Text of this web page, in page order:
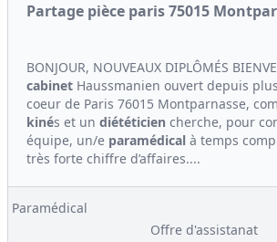
Partage pièce paris 75015
BONJOUR, NOUVEAUX DIPLÔMÉS
cabinet Haussmanien ouvert depuis
coeur de Paris 76015 Montparnasse,
kinés et un diététicien cherche, pour
équipe, un/e paramédical à temps
très forte chiffre d’affaires....
Paramédical
Offre d'assistanat